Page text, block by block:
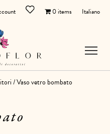
0 items Italiano
/ Vaso vetro bombato